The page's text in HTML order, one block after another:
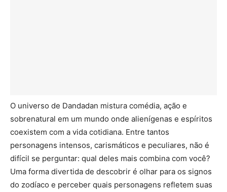
O universo de Dandadan mistura comédia, ação e
sobrenatural em um mundo onde alienígenas e espíritos
coexistem com a vida cotidiana. Entre tantos
personagens intensos, carismáticos e peculiares, não é
difícil se perguntar: qual deles mais combina com você?
Uma forma divertida de descobrir é olhar para os signos
do zodíaco e perceber quais personagens refletem suas